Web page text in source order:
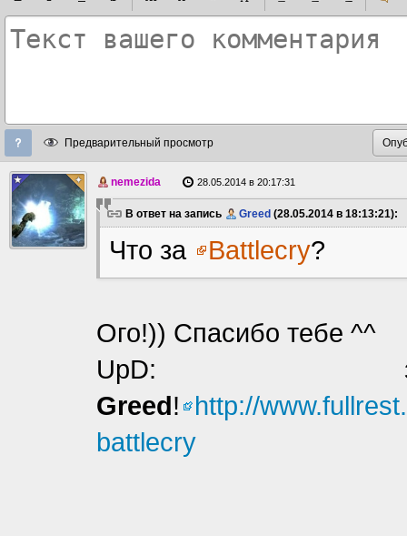
Предварительный просмотр
nemezida 28.05.2014 в 20:17:31
В ответ на запись Greed (28.05.2014 в 18:13:21):
Что за Battlecry?
Ого!)) Спасибо тебе ^^
UpD:
Greed!
http://
battlecry